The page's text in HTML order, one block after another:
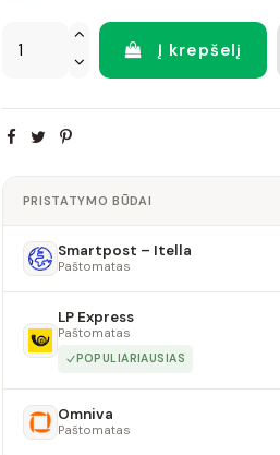
Į krepšelį
PRISTATYMO BŪDAI
Smartpost – Itella
Paštomatas
LP Express
Paštomatas
POPULIARIAUSIAS
Omniva
Paštomatas